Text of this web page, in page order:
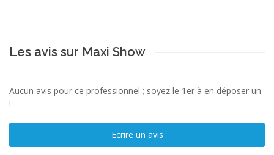
Les avis sur Maxi Show
Aucun avis pour ce professionnel ; soyez le 1er à en déposer un
!
Ecrire un avis